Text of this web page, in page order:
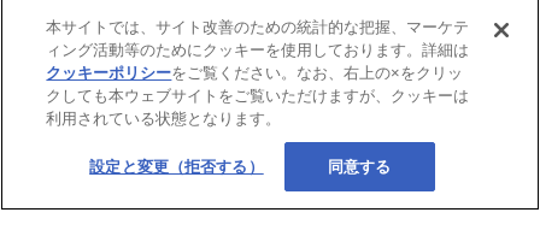
次
の
一
東
上
Copyright(c) 東京海上日動あんしん生命
本サイトでは、サイト改善のための統計的な把握、マーケテ
ィング活動等のためにクッキーを使用しております。詳細は
クッキーポリシーをご覧ください。なお、右上の×をクリッ
クしても本ウェブサイトをご覧いただけますが、クッキーは
利用されている状態となります。
設定と変更（拒否する） 同意する